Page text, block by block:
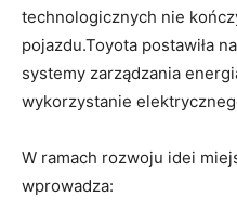
technologicznych nie
pojazdu.Toyota postawiła
systemy zarządzania
wykorzystanie
W ramach rozwoju idei
wprowadza: